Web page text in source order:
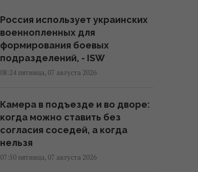
Россия использует украинских
военнопленных для
формирования боевых
подразделений, - ISW
08:24 пятница, 07 августа 2026
Камера в подъезде и во дворе:
когда можно ставить без
согласия соседей, а когда
нельзя
07:50 пятница, 07 августа 2026